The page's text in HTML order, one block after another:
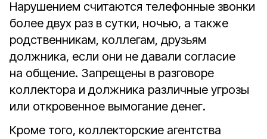
Нарушением считаются телефонные звонки
более двух раз в сутки, ночью, а также
родственникам, коллегам, друзьям
должника, если они не давали согласие
на общение. Запрещены в разговоре
коллектора и должника различные угрозы
или откровенное вымогание денег.
Кроме того, коллекторские агентства